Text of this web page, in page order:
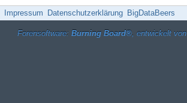
Impressum Datenschutzerklärung BigDataBeers
Forensoftware: Burning Board®, entwickelt von